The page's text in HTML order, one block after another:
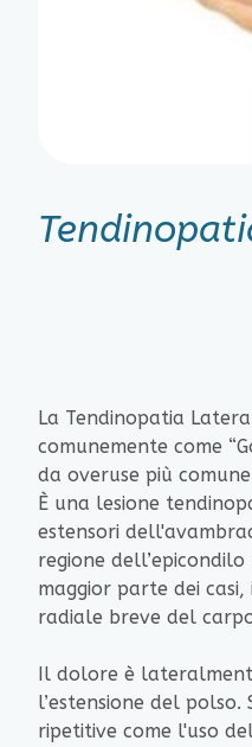
La Tendinopatia
comunemente come
da overuse più
È una lesione
estensori
regione
maggior parte dei
radiale breve del carpo
Il dolore è
l’estensione del
ripetitive come l'uso